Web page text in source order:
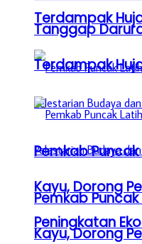
Terdampak
Pemkab
Kayu, Dorong
Peningkatan
Tanggap
Terdampak
Pemkab
Kayu, Dorong